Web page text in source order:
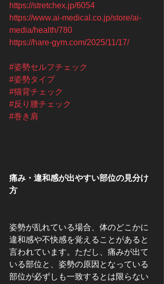
https://stretchex.jp/6054
https://www.ai-medical.co.jp/store/ai-
media/health/780
https://hare-gym.com/2025/11/17/
#姿勢セルフチェック
#姿勢タイプ
#猫背チェック
#反り腰チェック
#巻き肩
痛み・違和感が出やすい部位の見分け
方
姿勢が乱れている場合、体のどこかに
違和感や不快感を覚えることがあると
言われています。ただし、痛みが出て
いる部位と、姿勢の原因となっている
部位が必ずしも一致するとは限らない